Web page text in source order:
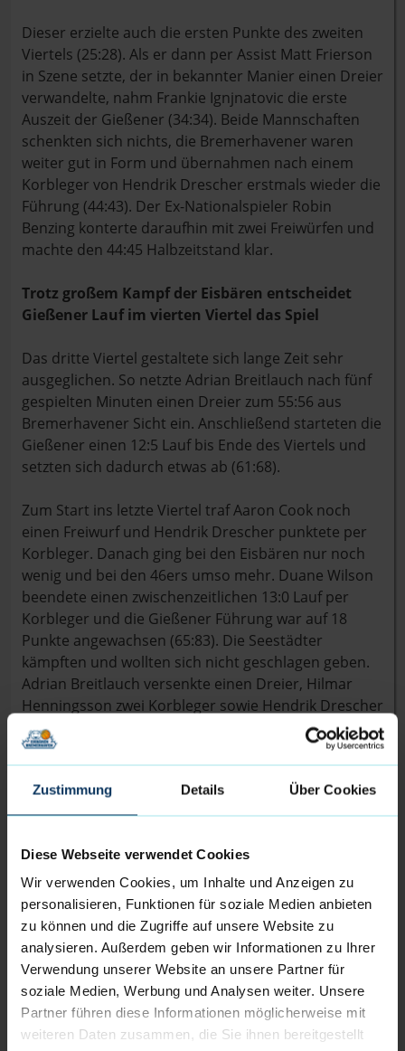
Zustimmung Details Über Cookies
Diese Webseite verwendet Cookies
Wir verwenden Cookies, um Inhalte und Anzeigen zu
personalisieren, Funktionen für soziale Medien anbieten
zu können und die Zugriffe auf unsere Website zu
analysieren. Außerdem geben wir Informationen zu Ihrer
Verwendung unserer Website an unsere Partner für
soziale Medien, Werbung und Analysen weiter. Unsere
Partner führen diese Informationen möglicherweise mit
weiteren Daten zusammen, die Sie ihnen bereitgestellt
Dieser erzielte auch die ersten Punkte des zweiten
Viertels (25:28). Als er dann per Assist Matt Frierson
in Szene setzte, der in bekannter Manier einen Dreier
verwandelte, nahm Frankie Ignjnatovic die erste
Auszeit der Gießener (34:34). Beide Mannschaften
schenkten sich nichts, die Bremerhavener waren
weiter gut in Form und übernahmen nach einem
Korbleger von Hendrik Drescher erstmals wieder die
Führung (44:43). Der Ex-Nationalspieler Robin
Benzing konterte daraufhin mit zwei Freiwürfen und
machte den 44:45 Halbzeitstand klar.
Trotz großem Kampf der Eisbären entscheidet
Gießener Lauf im vierten Viertel das Spiel
Das dritte Viertel gestaltete sich lange Zeit sehr
ausgeglichen. So netzte Adrian Breitlauch nach fünf
gespielten Minuten einen Dreier zum 55:56 aus
Bremerhavener Sicht ein. Anschließend starteten die
Gießener einen 12:5 Lauf bis Ende des Viertels und
setzten sich dadurch etwas ab (61:68).
Zum Start ins letzte Viertel traf Aaron Cook noch
einen Freiwurf und Hendrik Drescher punktete per
Korbleger. Danach ging bei den Eisbären nur noch
wenig und bei den 46ers umso mehr. Duane Wilson
beendete einen zwischenzeitlichen 13:0 Lauf per
Korbleger und die Gießener Führung war auf 18
Punkte angewachsen (65:83). Die Seestädter
kämpften und wollten sich nicht geschlagen geben.
Adrian Breitlauch versenkte einen Dreier, Hilmar
Henningsson zwei Korbleger sowie Hendrik Drescher
einen weiteren Dreier und der Rückstand
schrumpfte auf elf Punkte (75:86). Durch einen
Korbleger von Breitlauch wurde er sogar noch
wieder einstellig (77:86). Doch das weitere
Aufbäumen wurde schlussendlich nicht belohnt und
wettmachen. Matt Frierson setzte per Dreier den
Schlusspunkt des Spiels, das 90:97 endete.
Headcoach Steven Key fasste das Spiel wie folgt
zusammen. „Erneut ein schweres Spiel für uns.
Gießen ist eine starke Mannschaft, gegen die es
schwer ist zu gewinnen. Wir leisten uns wieder
ähnliche Fehler, wie in den Spielen zuvor. 15
Turnover und 12 zugelassene Offensivrebounds, von